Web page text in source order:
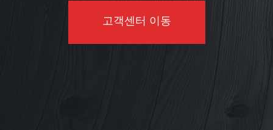
고객센터 이동